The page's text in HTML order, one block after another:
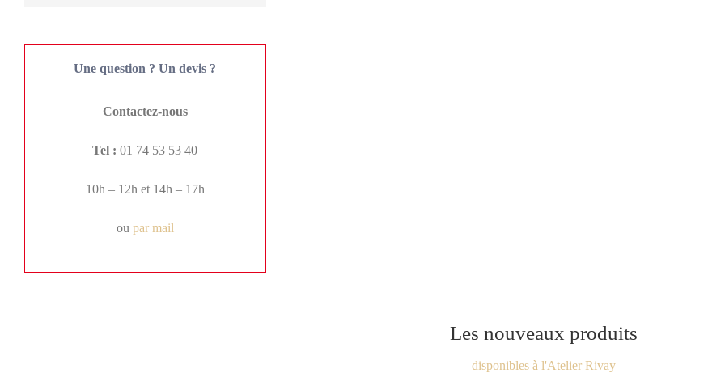
Une question ? Un devis ?
Contactez-nous
Tel : 01 74 53 53 40
10h – 12h et 14h – 17h
ou par mail
Les nouveaux produits
disponibles à l'Atelier Rivay